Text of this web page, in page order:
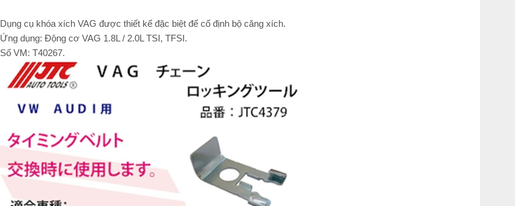
Dụng cụ khóa xích VAG được thiết kế đặc biệt để cố định bộ căng xích.
Ứng dụng: Động cơ VAG 1.8L / 2.0L TSI, TFSI.
Số VM: T40267.